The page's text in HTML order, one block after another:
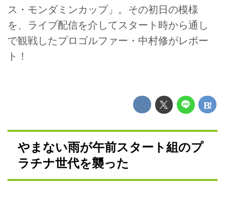
ス・モンダミンカップ」。その初日の模様
を、ライブ配信を介してスタート時から通し
で観戦したプロゴルファー・中村修がレポー
ト！
やまない雨が午前スタート組のプ
ラチナ世代を襲った